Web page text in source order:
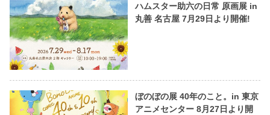
ハムスター助六の日常 原画展 in
丸善 名古屋 7月29日より開催!
ぼのぼの展 40年のこと。in 東京
アニメセンター 8月27日より開